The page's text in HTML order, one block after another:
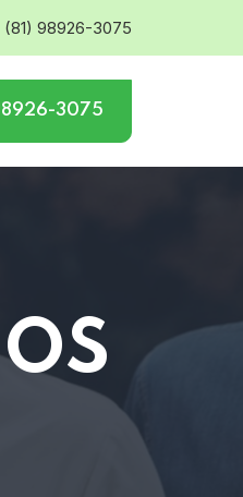
(81) 98926-3075
3075